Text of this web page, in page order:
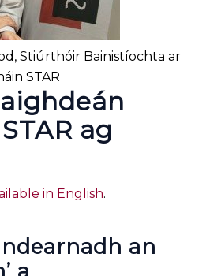
Stiúrthóir Bainistíochta ar
STAR
ag
in English.
an